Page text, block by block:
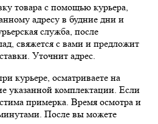
товара с помощью курьера,
адресу в будние дни и
служба, после
свяжется с вами и предложит
Уточнит адрес.
курьере, осматриваете на
указанной комплектации. Если
примерка. Время осмотра и
После вы можете